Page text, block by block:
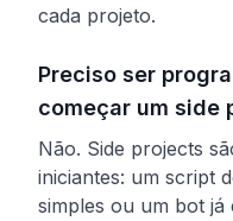
cada projeto.
Preciso ser
começar um side
Não. Side projects
iniciantes: um script
simples ou um bot já